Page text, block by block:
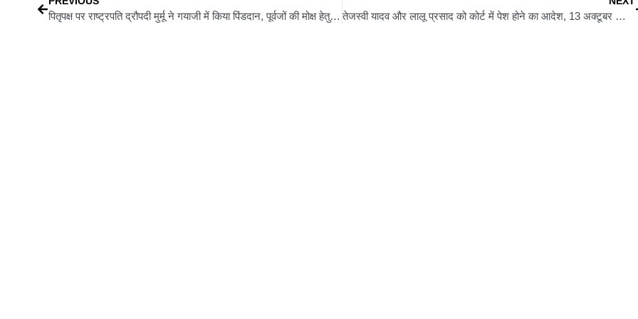
पितृपक्ष पर राष्ट्रपति द्रौपदी मुर्मू ने गयाजी में किया पिंडदान, पूर्वजों की मोक्ष हेतु संपन्न हुआ धार्मिक अनुष्ठान तेजस्वी यादव और लालू प्रसाद को कोर्ट में पेश होने का आदेश, 13 अक्टूबर को आयेगा बड़ा फैसला